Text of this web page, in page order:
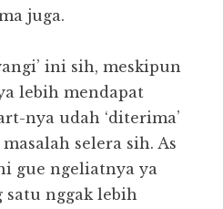
juga.
ini sih, meskipun
lebih mendapat
nya udah ‘diterima’
selera sih. As
gue ngeliatnya ya
satu nggak lebih